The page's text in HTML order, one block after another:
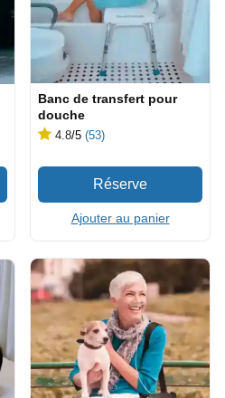
Banc de transfert pour
douche
4.8/5 (53)
Ajouter au panier